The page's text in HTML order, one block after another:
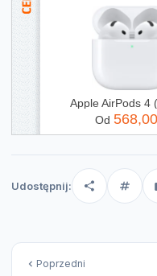
Od 568,00
Udostępnij:
Poprzedni